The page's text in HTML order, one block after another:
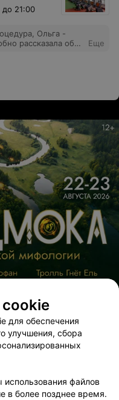
до 21:00
Ольга -
рассказала обо
Еще
для обеспечения
улучшения, сбора
файлов
в более позднее время.